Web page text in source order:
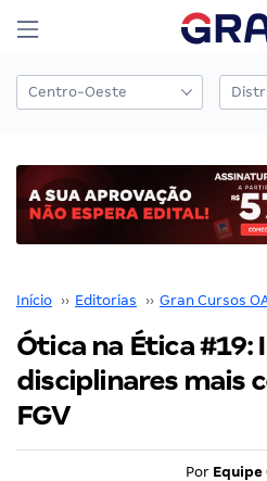
Início ›› Editorias ›› Gran Cursos
Ótica na Ética #19:
disciplinares mais
FGV
Por Equipe